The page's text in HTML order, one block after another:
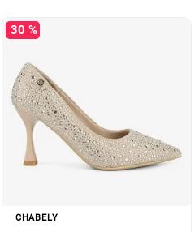
30 %
CHABELY